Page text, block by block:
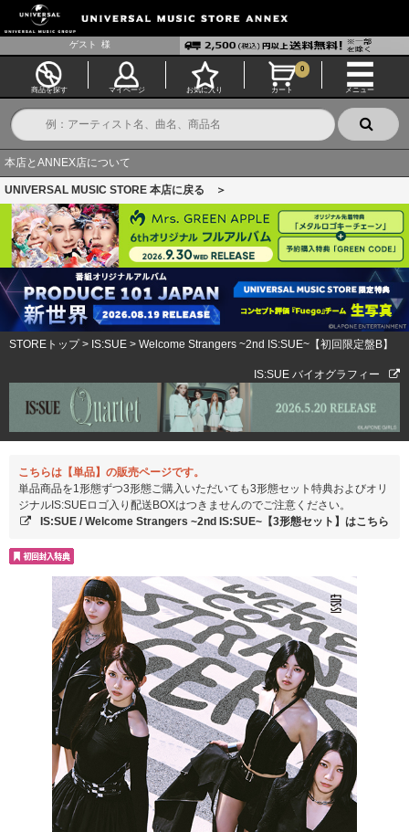
ゲスト 様
商品を探す マイページ お気に入り カート
0
メニュー
本店とANNEX店について
UNIVERSAL MUSIC STORE 本店に戻る ＞
STOREトップ> IS:SUE > Welcome Strangers ~2nd IS:SUE~【初回限定盤B】
IS:SUE バイオグラフィー
こちらは【単品】の販売ページです。
単品商品を1形態ずつ3形態ご購入いただいても3形態セット特典およびオリ
ジナルIS:SUEロゴ入り配送BOXはつきませんのでご注意ください。
IS:SUE / Welcome Strangers ~2nd IS:SUE~【3形態セット】はこちら